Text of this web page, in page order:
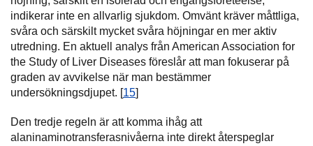
indikerar inte en allvarlig sjukdom. Omvänt kräver måttliga,
svåra och särskilt mycket svåra höjningar en mer aktiv
utredning. En aktuell analys från American Association for
the Study of Liver Diseases föreslår att man fokuserar på
graden av avvikelse när man bestämmer
undersökningsdjupet. [15]
Den tredje regeln är att komma ihåg att
alaninaminotransferasnivåerna inte direkt återspeglar